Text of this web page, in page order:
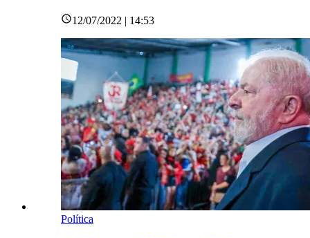
12/07/2022 | 14:53
Política